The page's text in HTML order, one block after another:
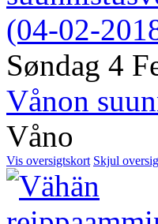
Søndag 4
Vånon
Våno
Vis oversigtskort Skjul